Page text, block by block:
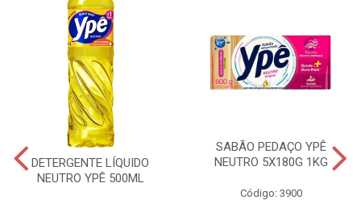
DETERGENTE LÍQUIDO
NEUTRO YPÊ 500ML
SABÃO PEDAÇO YPÊ
NEUTRO 5X180G 1KG
Código: 3900